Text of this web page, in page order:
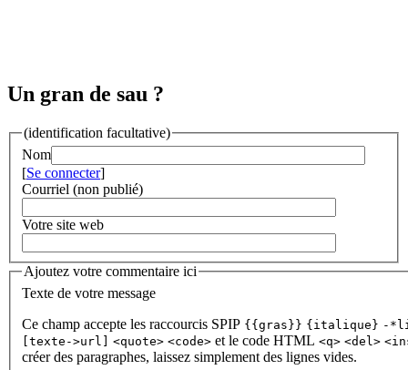
Un gran de sau ?
(identification facultative)
Nom
[Se connecter]
Courriel (non publié)
Votre site web
Ajoutez votre commentaire ici
Texte de votre message
Ce champ accepte les raccourcis SPIP {{gras}} {italique} -
[texte->url] <quote> <code> et le code HTML <q> <del>
créer des paragraphes, laissez simplement des lignes vides.